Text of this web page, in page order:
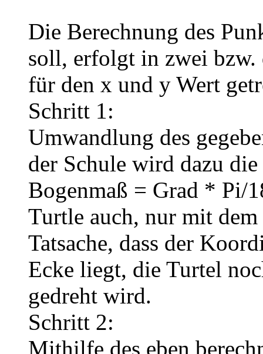
Die Berechnung des
soll, erfolgt in zwei bzw.
für den x und y Wert
Schritt 1:
Umwandlung des
der Schule wird dazu
Bogenmaß = Grad * Pi/
Turtle auch, nur mit
Tatsache, dass der
Ecke liegt, die Turtel
gedreht wird.
Schritt 2:
Mithilfe des eben